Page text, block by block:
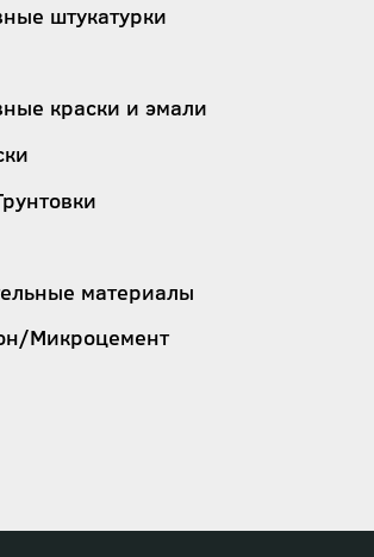
штукатурки
краски и эмали
материалы
Микроцемент